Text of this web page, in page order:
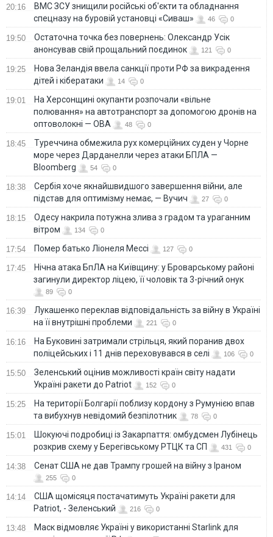
20:16
ВМС ЗСУ знищили російські об'єкти та обладнання
спецназу на буровій установці «Сиваш»
46 0
19:50
Остаточна точка без повернень: Олександр Усік
анонсував свій прощальний поєдинок
121 0
19:25
Нова Зеландія ввела санкції проти РФ за викрадення
дітей і кібератаки
14 0
19:01
На Херсонщині окупанти розпочали «вільне
полювання» на автотранспорт за допомогою дронів на
оптоволокні — ОВА
48 0
18:45
Туреччина обмежила рух комерційних суден у Чорне
море через Дарданелли через атаки БПЛА —
Bloomberg
54 0
18:38
Сербія хоче якнайшвидшого завершення війни, але
підстав для оптимізму немає, — Вучич
27 0
18:15
Одесу накрила потужна злива з градом та ураганним
вітром
134 0
17:54 Помер батько Ліонеля Мессі 127 0
17:45
Нічна атака БпЛА на Київщину: у Броварському районі
загинули директор ліцею, її чоловік та 3-річний онук
89 0
16:39
Лукашенко переклав відповідальність за війну в Україні
на її внутрішні проблеми
221 0
16:16
На Буковині затримали стрільця, який поранив двох
поліцейських і 11 днів переховувався в селі
106 0
15:50
Зеленський оцінив можливості країн світу надати
Україні ракети до Patriot
152 0
15:25
На території Болгарії поблизу кордону з Румунією впав
та вибухнув невідомий безпілотник
78 0
15:01
Шокуючі подробиці із Закарпаття: омбудсмен Лубінець
розкрив схему у Берегівському РТЦК та СП
431 0
14:38 Сенат США не дав Трампу грошей на війну з Іраном
255 0
14:14
США щомісяця постачатимуть Україні ракети для
Patriot, - Зеленський
216 0
13:48
Маск відмовляє Україні у використанні Starlink для